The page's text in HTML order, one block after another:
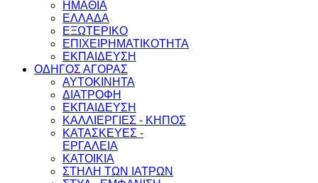
ΗΜΑΘΙΑ
ΕΛΛΑΔΑ
ΕΞΩΤΕΡΙΚΟ
ΕΠΙΧΕΙΡΗΜΑΤΙΚΟΤΗΤΑ
ΕΚΠΑΙΔΕΥΣΗ
ΟΔΗΓΟΣ ΑΓΟΡΑΣ
ΑΥΤΟΚΙΝΗΤΑ
ΔΙΑΤΡΟΦΗ
ΕΚΠΑΙΔΕΥΣΗ
ΚΑΛΛΙΕΡΓΙΕΣ - ΚΗΠΟΣ
ΚΑΤΑΣΚΕΥΕΣ -
ΕΡΓΑΛΕΙΑ
ΚΑΤΟΙΚΙΑ
ΣΤΗΛΗ ΤΩΝ ΙΑΤΡΩΝ